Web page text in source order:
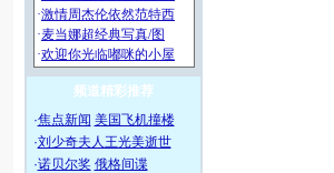
频道精彩推荐
·焦点新闻 美国飞机撞楼
·刘少奇夫人王光美逝世
·诺贝尔奖 俄格间谍